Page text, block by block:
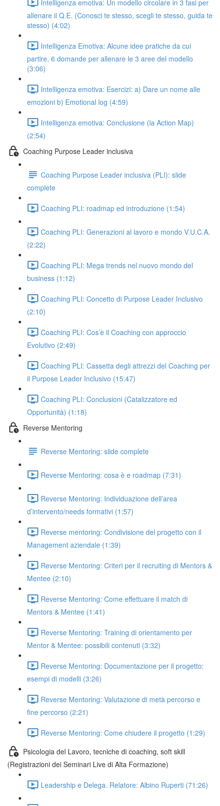
Intelligenza emotiva: Un modello circolare in 3 fasi per
allenare il Q.E. (Conosci te stesso, scegli te stesso, guida te
stesso) (4:02)
Intelligenza Emotiva: Alcune idee pratiche da cui
partire, 6 domande per allenare le 3 aree del modello
(3:06)
Intelligenza emotiva: Esercizi: a) Dare un nome alle
emozioni b) Emotional log (4:59)
Intelligenza emotiva: Conclusione (la Action Map)
(2:54)
Coaching Purpose Leader inclusiva
Coaching Purpose Leader inclusiva (PLI): slide
complete
Coaching PLI: roadmap ed introduzione (1:54)
Coaching PLI: Generazioni al lavoro e mondo V.U.C.A.
(2:22)
Coaching PLI: Mega trends nel nuovo mondo del
business (1:12)
Coaching PLI: Concetto di Purpose Leader Inclusivo
(2:10)
Coaching PLI: Cos’è il Coaching con approccio
Evolutivo (2:49)
Coaching PLI: Cassetta degli attrezzi del Coaching per
il Purpose Leader Inclusivo (15:47)
Coaching PLI: Conclusioni (Catalizzatore ed
Opportunità) (1:18)
Reverse Mentoring
Reverse Mentoring: slide complete
Reverse Mentoring: cosa è e roadmap (7:31)
Reverse Mentoring: Individuazione dell’area
d’intervento/needs formativi (1:57)
Reverse mentoring: Condivisione del progetto con il
Management aziendale (1:39)
Reverse Mentoring: Criteri per il recruiting di Mentors &
Mentee (2:10)
Reverse Mentoring: Come effettuare il match di
Mentors & Mentee (1:41)
Reverse Mentoring: Training di orientamento per
Mentor & Mentee: possibili contenuti (3:32)
Reverse Mentoring: Documentazione per il progetto:
esempi di modelli (3:26)
Reverse Mentoring: Valutazione di metà percorso e
fine percorso (2:21)
Reverse Mentoring: Come chiudere il progetto (1:29)
Psicologia del Lavoro, tecniche di coaching, soft skill
(Registrazioni dei Seminari Live di Alta Formazione)
Leadership e Delega. Relatore: Albino Ruperti (71:26)